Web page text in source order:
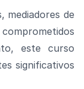
mediadores de
este curso
significativos